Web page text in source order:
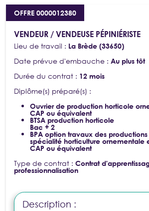
OFFRE 0000012380
VENDEUR / VENDEUSE PÉPINIÉRISTE
Lieu de travail : La Brède (33650)
Date prévue d'embauche : Au plus tôt
Durée du contrat : 12 mois
Diplôme(s) préparé(s) :
Ouvrier de production horticole
CAP ou équivalent
BTSA production horticole
Bac + 2
BPA option travaux des
spécialité horticulture ornementale
CAP ou équivalent
Type de contrat : Contrat
professionnalisation
Description :